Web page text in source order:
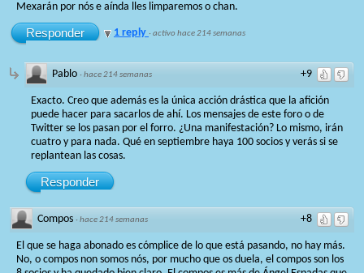
Mexarán por nós e aínda lles limparemos o chan.
Responder 1 reply ·activo hace 214 semanas
+9
Pablo ·hace 214 semanas
Exacto. Creo que además es la única acción drástica que la afición
puede hacer para sacarlos de ahí. Los mensajes de este foro o de
Twitter se los pasan por el forro. ¿Una manifestación? Lo mismo, irán
cuatro y para nada. Qué en septiembre haya 100 socios y verás si se
replantean las cosas.
Responder
+8
Compos ·hace 214 semanas
El que se haga abonado es cómplice de lo que está pasando, no hay más.
No, o compos non somos nós, por mucho que os duela, el compos son los